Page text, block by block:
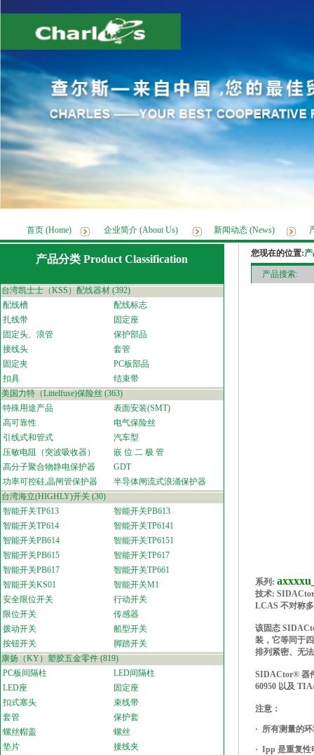
首页 (Home) 企业简介 (About Us) 新闻动态 (News)
产品分类 Product Classification 您现在的位置:
产品搜索:
台湾凯士士（KSS）配线器材 (392)
配线槽
配线标志
扎线带
固定座
固定头、浪管
保护部品
接线头
套管
固定夹
PC板部品
扣具
结束带
美国力特（Littelfuse)保险丝 (363)
特殊用途产品
表面安装(SMT)
高可靠性
电气保险丝
引线式和管式
汽车型
压敏电阻（突波吸收器）
嵌 位 二 极 管
高分子聚合物静电保护器
GDT
功率可控硅,晶闸管保护器
半导体闸流式浪涌保护器
台湾海立(HIGHLY)开关 (30)
智能开关TP613
智能开关PB613
智能开关TP614
智能开关TP6141
智能开关PB614
智能开关TP6151
智能开关PB615
智能开关TP617
智能开关PB617
智能开关TP661
智能开关KS01
智能开关M1
安全限位开关
行动开关
限位开关
传感器
拨动开关
船型开关
按钮开关
脚踏开关
康扬（KY）塑胶五金零件 (819)
PC板间隔柱
LED间隔柱
LED座
固定座
扣式塞头
束线带
套管
保护套
螺丝帽盖
螺丝
垫片
接线夹
系列 :
技术:
LCAS 不对称
该固态
装，它等同于
排列紧密、无
SIDACtor® 器
60950 以及
注意：
· 所有测量的
· Ipp 是重复性